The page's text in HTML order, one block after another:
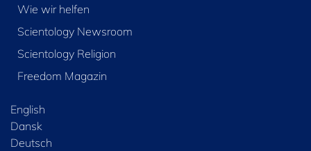
Wie wir helfen
Scientology Newsroom
Scientology Religion
Freedom Magazin
English
Dansk
Deutsch